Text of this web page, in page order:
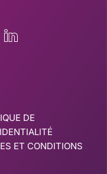
DE
ET CONDITIONS